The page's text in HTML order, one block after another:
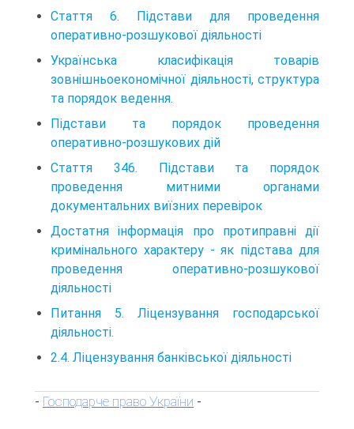
Стаття 6. Підстави для проведення
оперативно-розшукової діяльності
Українська класифікація товарів
зовнішньоекономічної діяльності, структура
та порядок ведення.
Підстави та порядок проведення
оперативно-розшукових дій
Стаття 346. Підстави та порядок
проведення митними органами
документальних виїзних перевірок
Достатня інформація про протиправні дії
кримінального характеру - як підстава для
проведення оперативно-розшукової
діяльності
Питання 5. Ліцензування господарської
діяльності.
2.4. Ліцензування банківської діяльності
- Господарче право України -